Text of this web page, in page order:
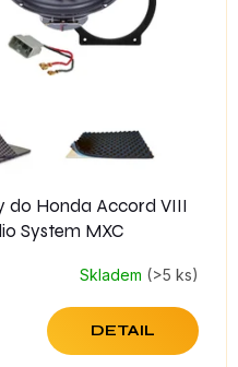
do Honda Accord VIII
System MXC
Skladem (>5 ks)
DETAIL